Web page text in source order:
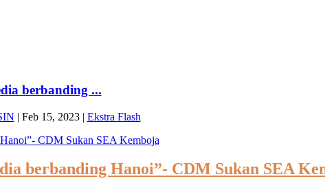
berbanding ...
| Feb 15, 2023| Ekstra Flash
berbanding Hanoi”- CDM Sukan SEA